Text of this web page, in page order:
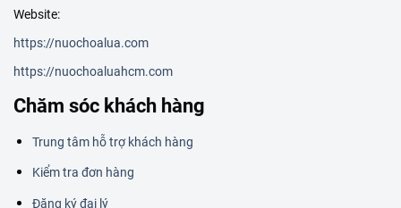
Website:
https://nuochoalua.com
https://nuochoaluahcm.com
Chăm sóc khách hàng
Trung tâm hỗ trợ khách hàng
Kiểm tra đơn hàng
Đăng ký đại lý